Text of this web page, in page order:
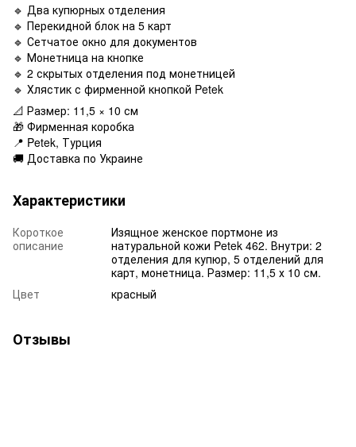
🔹 Два купюрных отделения
🔹 Перекидной блок на 5 карт
🔹 Сетчатое окно для документов
🔹 Монетница на кнопке
🔹 2 скрытых отделения под монетницей
🔹 Хлястик с фирменной кнопкой Petek
📐 Размер: 11,5 × 10 см
🎁 Фирменная коробка
📍 Petek, Турция
🚚 Доставка по Украине
Характеристики
Короткое
описание
Изящное женское портмоне из
натуральной кожи Petek 462. Внутри: 2
отделения для купюр, 5 отделений для
карт, монетница. Размер: 11,5 х 10 см.
Цвет
красный
Отзывы